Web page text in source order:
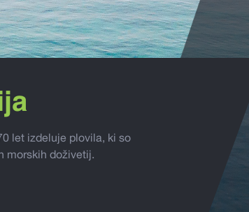
let izdeluje plovila, ki so
morskih doživetij.